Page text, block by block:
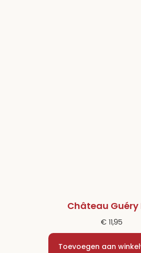
Château Guéry
€ 11,95
Toevoegen aan